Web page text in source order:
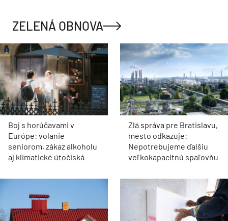
ZELENÁ OBNOVA
Boj s horúčavami v
Európe: volanie
seniorom, zákaz alkoholu
aj klimatické útočiská
Zlá správa pre Bratislavu,
mesto odkazuje:
Nepotrebujeme ďalšiu
veľkokapacitnú spaľovňu